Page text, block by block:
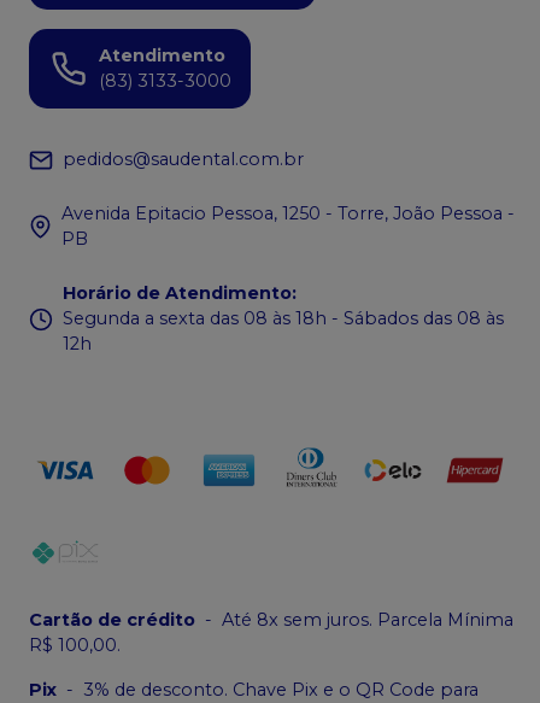
Atendimento
(83) 3133-3000
pedidos@saudental.com.br
Avenida Epitacio Pessoa, 1250 - Torre, João Pessoa -
PB
Horário de Atendimento:
Segunda a sexta das 08 às 18h - Sábados das 08 às
12h
Cartão de crédito - Até 8x sem juros. Parcela Mínima
R$ 100,00.
Pix - 3% de desconto. Chave Pix e o QR Code para